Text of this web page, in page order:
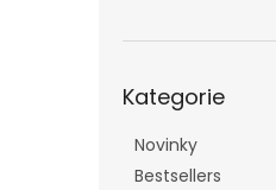
kategorie
Kategorie
Novinky
Bestsellers